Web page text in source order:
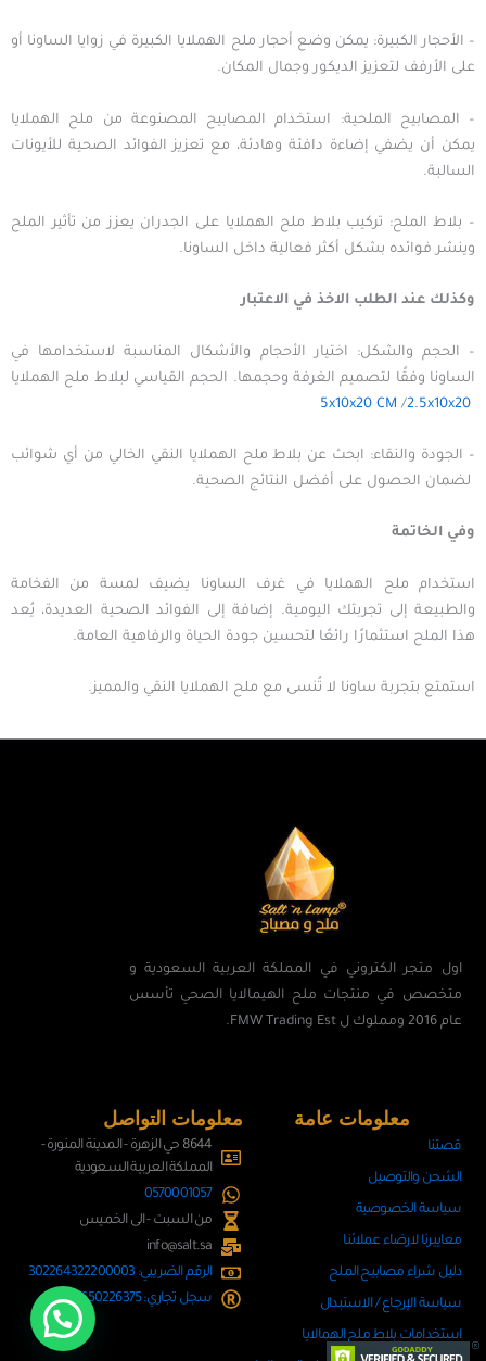
– الأحجار الكبيرة: يمكن وضع أحجار ملح الهملايا الكبيرة في زوايا الساونا أو
على الأرفف لتعزيز الديكور وجمال المكان.
– المصابيح الملحية: استخدام المصابيح المصنوعة من ملح الهملايا
يمكن أن يضفي إضاءة دافئة وهادئة، مع تعزيز الفوائد الصحية للأيونات
السالبة.
– بلاط الملح: تركيب بلاط ملح الهملايا على الجدران يعزز من تأثير الملح
وينشر فوائده بشكل أكثر فعالية داخل الساونا.
وكذلك عند الطلب الاخذ في الاعتبار
– الحجم والشكل: اختيار الأحجام والأشكال المناسبة لاستخدامها في
الساونا وفقًا لتصميم الغرفة وحجمها. الحجم القياسي لبلاط ملح الهملايا
5x10x20 CM /2.5x10x20
– الجودة والنقاء: ابحث عن بلاط ملح الهملايا النقي الخالي من أي شوائب
لضمان الحصول على أفضل النتائج الصحية.
وفي الخاتمة
استخدام ملح الهملايا في غرف الساونا يضيف لمسة من الفخامة
والطبيعة إلى تجربتك اليومية. إضافة إلى الفوائد الصحية العديدة، يُعد
هذا الملح استثمارًا رائعًا لتحسين جودة الحياة والرفاهية العامة.
استمتع بتجربة ساونا لا تُنسى مع ملح الهملايا النقي والمميز.
اول متجر الكتروني في المملكة العربية السعودية و
متخصص في منتجات ملح الهيمالايا الصحي تأسس
عام 2016 ومملوك ل FMW Trading Est.
معلومات عامة
قصتنا
الشحن والتوصيل
سياسة الخصوصية
معاييرنا لارضاء عملائنا
دليل شراء مصابيح الملح
سياسة الإرجاع / الاستبدال
‎⁨استخدامات بلاط ملح الهمالايا⁩
معلومات التواصل
8644 حي الزهرة - المدينة المنورة -
المملكة العربية السعودية
0570001057
من السبت - الى الخميس
info@salt.sa
الرقم الضريبي: 302264322200003
سجل تجاري: 4650226375